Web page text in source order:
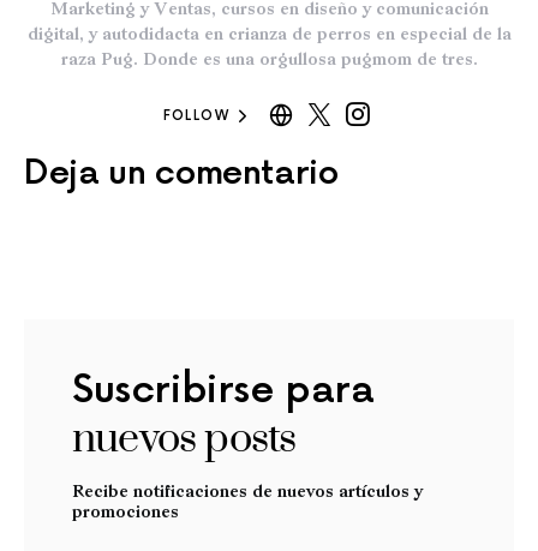
Marketing y Ventas, cursos en diseño y comunicación
digital, y autodidacta en crianza de perros en especial de la
raza Pug. Donde es una orgullosa pugmom de tres.
FOLLOW
Deja un comentario
Suscribirse para
nuevos posts
Recibe notificaciones de nuevos artículos y
promociones